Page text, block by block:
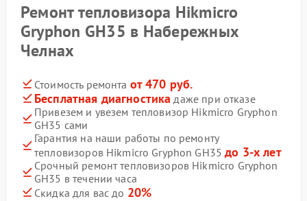
Ремонт тепловизора Hikmicro
Gryphon GH35 в Набережных
Челнах
Стоимость ремонта от 470 руб.
Бесплатная диагностика даже при отказе
Привезем и увезем тепловизор Hikmicro Gryphon
GH35 сами
Гарантия на наши работы по ремонту
тепловизоров Hikmicro Gryphon GH35до 3-х лет
Срочный ремонт тепловизоров Hikmicro Gryphon
GH35 в течении часа
Скидка для вас до 20%